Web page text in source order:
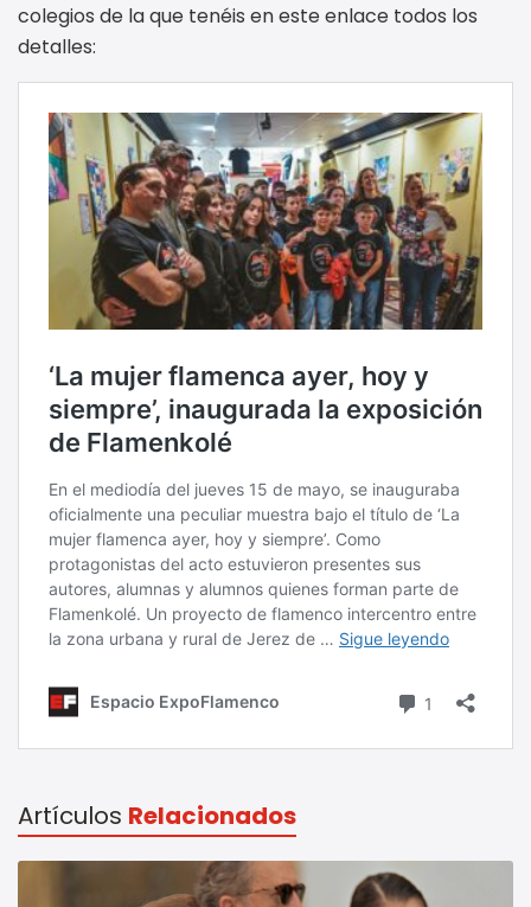
colegios de la que tenéis en este enlace todos los
detalles:
Artículos Relacionados